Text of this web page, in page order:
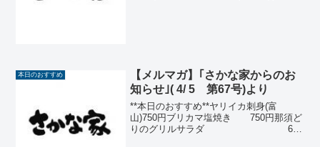
本日のおすすめ
【メルマガ】｢さかな家からのお
知らせ｣( 4/ 5 第67号)より
**本日のおすすめ**ヤリイカ刺身(富
山)750円ブリカマ塩焼き 750円那須ど
りのグリルサラダ 650